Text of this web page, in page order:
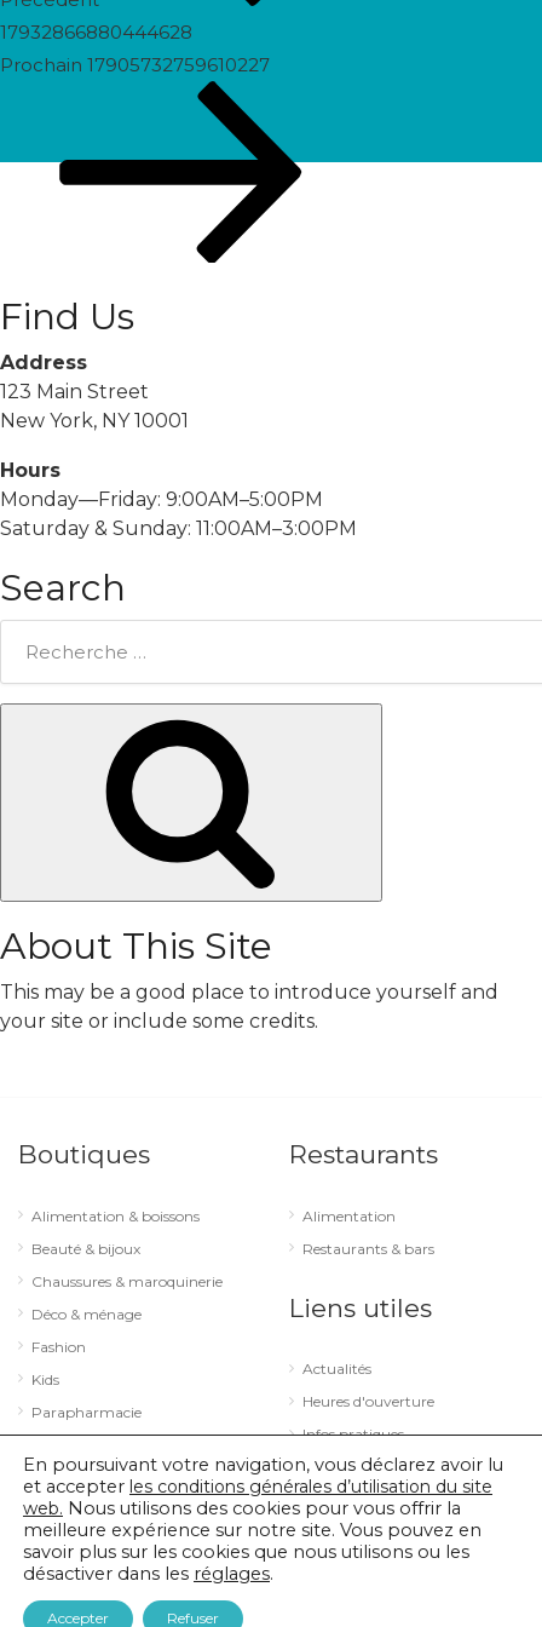
17932866880444628
Prochain
Prochain 17905732759610227
Find Us
Address
123 Main Street
New York, NY 10001
Hours
Monday—Friday: 9:00AM–5:00PM
Saturday & Sunday: 11:00AM–3:00PM
Search
About This Site
This may be a good place to introduce yourself and
your site or include some credits.
Boutiques
Alimentation & boissons
Beauté & bijoux
Chaussures & maroquinerie
Déco & ménage
Fashion
Kids
Parapharmacie
Sport & loisirs
Technologie & optique
Restaurants
Alimentation
Restaurants & bars
Liens utiles
Actualités
Heures d'ouverture
Infos pratiques
© 2026 City Concorde |Mentions légales
En poursuivant votre navigation, vous déclarez avoir lu
et accepter les conditions générales d’utilisation du site
web. Nous utilisons des cookies pour vous offrir la
meilleure expérience sur notre site. Vous pouvez en
savoir plus sur les cookies que nous utilisons ou les
désactiver dans les réglages.
Accepter Refuser